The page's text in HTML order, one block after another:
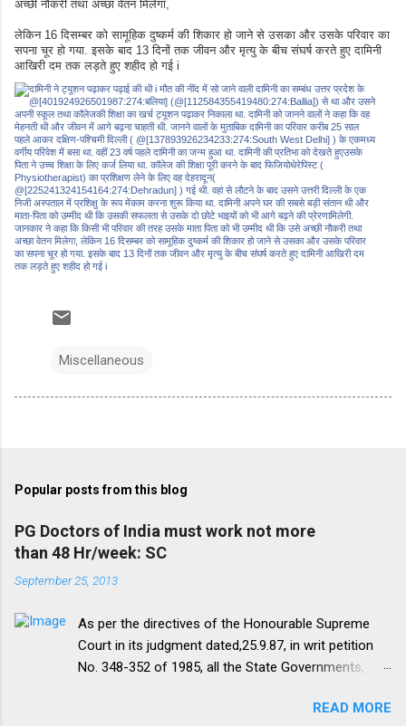
अच्छी नौकरी तथा अच्छा वेतन मिलेगा,
लेकिन 16 दिसम्बर को सामूहिक दुष्कर्म की शिकार हो जाने से उसका और उसके परिवार का
सपना चूर हो गया. इसके बाद 13 दिनों तक जीवन और मृत्यु के बीच संघर्ष करते हुए दामिनी
आखिरी दम तक लड़ते हुए शहीद हो गई i
Miscellaneous
Popular posts from this blog
PG Doctors of India must work not more
than 48 Hr/week: SC
September 25, 2013
As per the directives of the Honourable Supreme
Court in its judgment dated,25.9.87, in writ petition
No. 348-352 of 1985, all the State Governments,
amend their rules and regulations to introduce a
READ MORE